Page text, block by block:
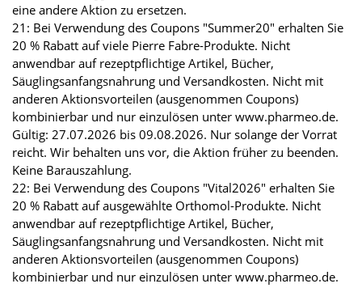
eine andere Aktion zu ersetzen.
21: Bei Verwendung des Coupons "Summer20" erhalten Sie
20 % Rabatt auf viele Pierre Fabre-Produkte. Nicht
anwendbar auf rezeptpflichtige Artikel, Bücher,
Säuglingsanfangsnahrung und Versandkosten. Nicht mit
anderen Aktionsvorteilen (ausgenommen Coupons)
kombinierbar und nur einzulösen unter www.pharmeo.de.
Gültig: 27.07.2026 bis 09.08.2026. Nur solange der Vorrat
reicht. Wir behalten uns vor, die Aktion früher zu beenden.
Keine Barauszahlung.
22: Bei Verwendung des Coupons "Vital2026" erhalten Sie
20 % Rabatt auf ausgewählte Orthomol-Produkte. Nicht
anwendbar auf rezeptpflichtige Artikel, Bücher,
Säuglingsanfangsnahrung und Versandkosten. Nicht mit
anderen Aktionsvorteilen (ausgenommen Coupons)
kombinierbar und nur einzulösen unter www.pharmeo.de.